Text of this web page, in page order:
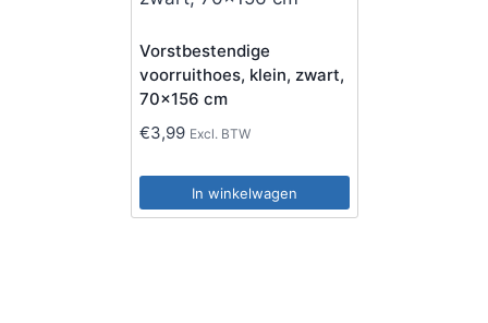
Vorstbestendige
voorruithoes, klein, zwart,
70×156 cm
€3,99 Excl. BTW
In winkelwagen